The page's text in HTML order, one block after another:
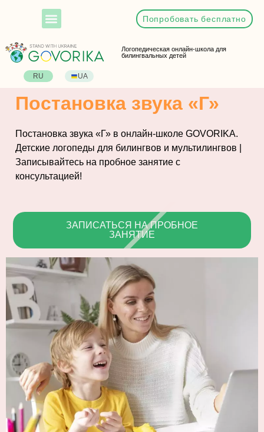
Попробовать бесплатно
Логопедическая онлайн-школа для
билингвальных детей
RU UA
Постановка звука «Г»
Постановка звука «Г» в онлайн-школе GOVORIKA.
Детские логопеды для билингвов и мультилингвов |
Записывайтесь на пробное занятие с
консультацией!
ЗАПИСАТЬСЯ НА ПРОБНОЕ
ЗАНЯТИЕ